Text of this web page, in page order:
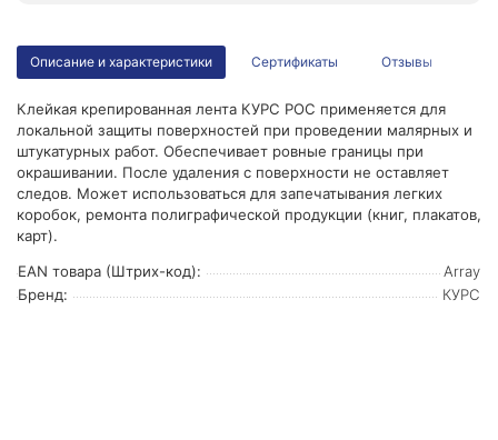
Описание и характеристики Сертификаты Отзывы
Клейкая крепированная лента КУРС РОС применяется для
локальной защиты поверхностей при проведении малярных и
штукатурных работ. Обеспечивает ровные границы при
окрашивании. После удаления с поверхности не оставляет
следов. Может использоваться для запечатывания легких
коробок, ремонта полиграфической продукции (книг, плакатов,
карт).
EAN товара (Штрих-код):
Array
Бренд:
КУРС